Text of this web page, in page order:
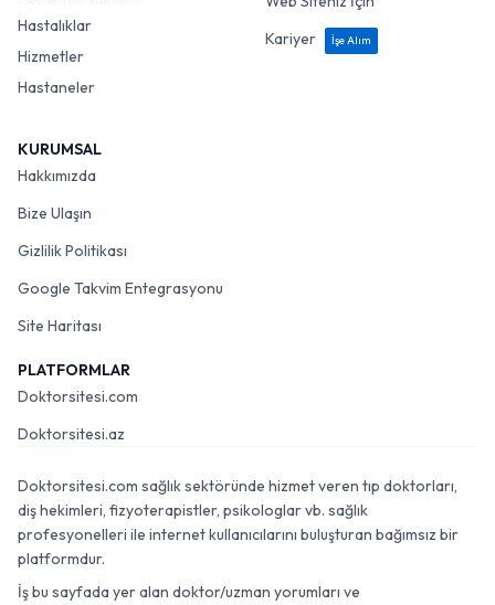
Hastalıklar
Hizmetler
Hastaneler
Kariyer
İşe Alım
KURUMSAL
Hakkımızda
Bize Ulaşın
Gizlilik Politikası
Google Takvim Entegrasyonu
Site Haritası
PLATFORMLAR
Doktorsitesi.com
Doktorsitesi.az
Doktorsitesi.com sağlık sektöründe hizmet veren tıp doktorları,
diş hekimleri, fizyoterapistler, psikologlar vb. sağlık
profesyonelleri ile internet kullanıcılarını buluşturan bağımsız bir
platformdur.
İş bu sayfada yer alan doktor/uzman yorumları ve